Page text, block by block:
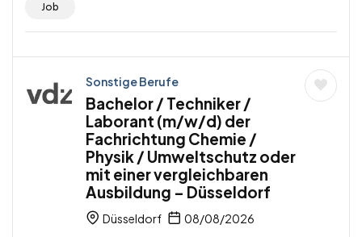
Job
Sonstige Berufe
Bachelor / Techniker /
Laborant (m/w/d) der
Fachrichtung Chemie /
Physik / Umweltschutz oder
mit einer vergleichbaren
Ausbildung – Düsseldorf
Düsseldorf 08/08/2026